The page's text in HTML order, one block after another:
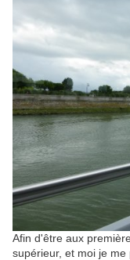
Afin d'être aux
supérieur, et moi je